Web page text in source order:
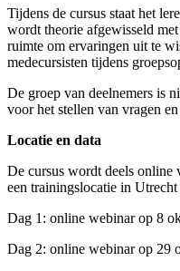
Tijdens de cursus staat het
wordt theorie afgewisseld
ruimte om ervaringen uit te
medecursisten tijdens
De groep van deelnemers is
voor het stellen van vragen
Locatie en data
De cursus wordt deels online
een trainingslocatie in
Dag 1: online webinar op 8
Dag 2: online webinar op 29